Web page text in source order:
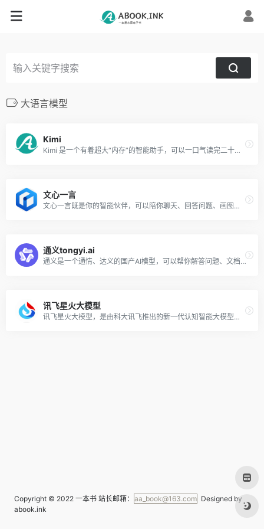
大语言模型
Kimi
Kimi 是一个有着超大“内存”的智能助手，可以一口气读完二十万字的小说，还会上网冲浪，快来跟他聊聊吧 | Kimi - Moonshot AI 出品的智能助手
文心一言
文心一言既是你的智能伙伴，可以陪你聊天、回答问题、画图识图；也是你的AI助手，可以提供灵感、撰写文案、阅读文档、智能翻译，帮你高效完成工作和学习任务。
通义tongyi.ai
通义是一个通情、达义的国产AI模型，可以帮你解答问题、文档阅读、联网搜索并写作总结，最多支持1000万字的文档速读。通义tongyi.ai_你的全能AI助手
讯飞星火大模型
讯飞星火大模型，是由科大讯飞推出的新一代认知智能大模型，拥有跨领域的知识和语言理解能力，能够基于自然对话方式理解与执行任务，提供语言理解、知识问答、逻辑推理、数学题解答、代码理解与编写等多种能力。
Copyright © 2022 一本书 站长邮箱： aa_book@163.com Designed by
abook.ink